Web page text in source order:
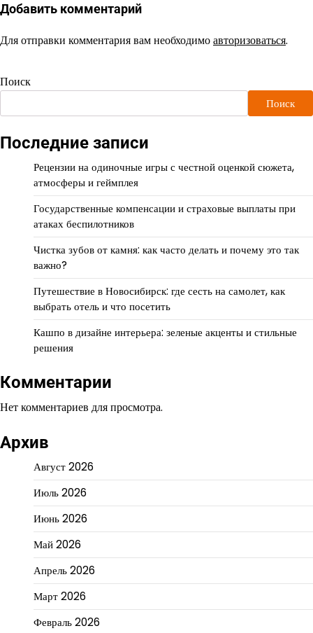
Добавить комментарий
Для отправки комментария вам необходимоавторизоваться.
Поиск
Поиск
Последние записи
Рецензии на одиночные игры с честной оценкой сюжета,
атмосферы и геймплея
Государственные компенсации и страховые выплаты при
атаках беспилотников
Чистка зубов от камня: как часто делать и почему это так
важно?
Путешествие в Новосибирск: где сесть на самолет, как
выбрать отель и что посетить
Кашпо в дизайне интерьера: зеленые акценты и стильные
решения
Комментарии
Нет комментариев для просмотра.
Архив
Август 2026
Июль 2026
Июнь 2026
Май 2026
Апрель 2026
Март 2026
Февраль 2026